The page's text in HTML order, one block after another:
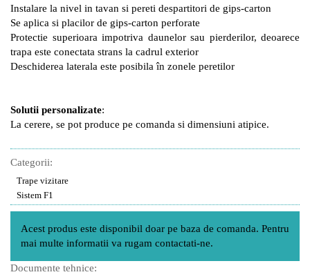
Instalare la nivel in tavan si pereti despartitori de gips-carton
Se aplica si placilor de gips-carton perforate
Protectie superioara impotriva daunelor sau pierderilor, deoarece
trapa este conectata strans la cadrul exterior
Deschiderea laterala este posibila în zonele peretilor
Solutii personalizate:
La cerere, se pot produce pe comanda si dimensiuni atipice.
Categorii:
Trape vizitare
Sistem F1
Acest produs este disponibil doar pe baza de comanda. Pentru
mai multe informatii va rugam contactati-ne.
Documente tehnice: